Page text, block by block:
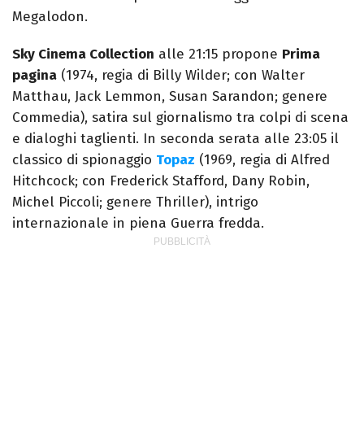
Megalodon.
Sky Cinema Collection alle 21:15 propone Prima
pagina (1974, regia di Billy Wilder; con Walter
Matthau, Jack Lemmon, Susan Sarandon; genere
Commedia), satira sul giornalismo tra colpi di scena
e dialoghi taglienti. In seconda serata alle 23:05 il
classico di spionaggio Topaz (1969, regia di Alfred
Hitchcock; con Frederick Stafford, Dany Robin,
Michel Piccoli; genere Thriller), intrigo
internazionale in piena Guerra fredda.